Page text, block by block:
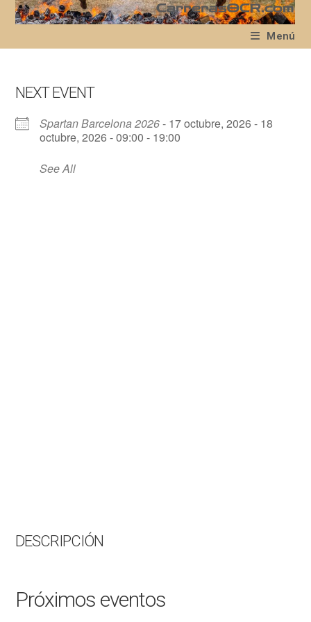
Menú
NEXT EVENT
Spartan Barcelona 2026- 17 octubre, 2026 - 18
octubre, 2026 - 09:00 - 19:00
See All
DESCRIPCIÓN
Próximos eventos